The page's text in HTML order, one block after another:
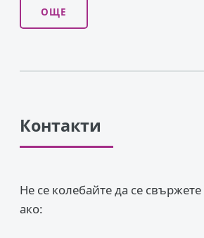
ОЩЕ
Контакти
Не се колебайте да се свържете
ако: